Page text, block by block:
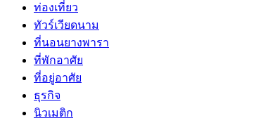
ท่องเที่ยว
ทัวร์เวียดนาม
ที่นอนยางพารา
ที่พักอาศัย
ที่อยู่อาศัย
ธุรกิจ
นิวเมติก